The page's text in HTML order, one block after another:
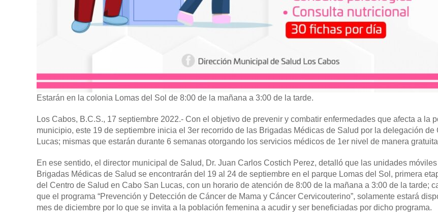
Estarán en la colonia Lomas del Sol de 8:00 de la mañana a 3:00 de la tarde.
Los Cabos, B.C.S., 17 septiembre 2022.- Con el objetivo de prevenir y combatir enfermedades que afecta a la
municipio, este 19 de septiembre inicia el 3er recorrido de las Brigadas Médicas de Salud por la delegación de
Lucas; mismas que estarán durante 6 semanas otorgando los servicios médicos de 1er nivel de manera
En ese sentido, el director municipal de Salud, Dr. Juan Carlos Costich Perez, detalló que las unidades
Brigadas Médicas de Salud se encontrarán del 19 al 24 de septiembre en el parque Lomas del Sol, primera
del Centro de Salud en Cabo San Lucas, con un horario de atención de 8:00 de la mañana a 3:00 de la tarde;
que el programa “Prevención y Detección de Cáncer de Mama y Cáncer Cervicouterino”, solamente estará
mes de diciembre por lo que se invita a la población femenina a acudir y ser beneficiadas por dicho programa.